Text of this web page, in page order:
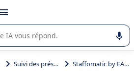
dans l'utilisation ou la sélection de
Suivi des présences Staffomatic by EASYPEP